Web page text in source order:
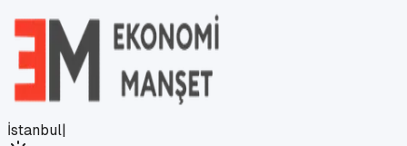
İstanbul|